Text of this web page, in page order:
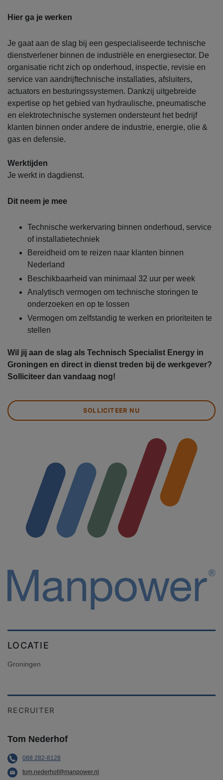
Hier ga je werken
Je gaat aan de slag bij een gespecialiseerde technische
dienstverlener binnen de industriële en energiesector. De
organisatie richt zich op onderhoud, inspectie, revisie en
service van aandrijftechnische installaties, afsluiters,
actuators en besturingssystemen. Dankzij uitgebreide
expertise op het gebied van hydraulische, pneumatische
en elektrotechnische systemen ondersteunt het bedrijf
klanten binnen onder andere de industrie, energie, olie &
gas en defensie.
Werktijden
Je werkt in dagdienst.
Dit neem je mee
Technische werkervaring binnen onderhoud, service
of installatietechniek
Bereidheid om te reizen naar klanten binnen
Nederland
Beschikbaarheid van minimaal 32 uur per week
Analytisch vermogen om technische storingen te
onderzoeken en op te lossen
Vermogen om zelfstandig te werken en prioriteiten te
stellen
Wil jij aan de slag als Technisch Specialist Energy in
Groningen en direct in dienst treden bij de werkgever?
Solliciteer dan vandaag nog!
SOLLICITEER NU
LOCATIE
Groningen
RECRUITER
Tom Nederhof
088 282-8128
tom.nederhof@manpower.nl